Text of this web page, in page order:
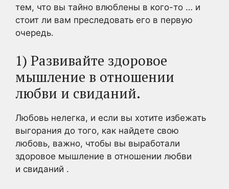
тем, что вы тайно влюблены в кого-то … и
стоит ли вам преследовать его в первую
очередь.
1) Развивайте здоровое
мышление в отношении
любви и свиданий.
Любовь нелегка, и если вы хотите избежать
выгорания до того, как найдете свою
любовь, важно, чтобы вы выработали
здоровое мышление в отношении любви
и свиданий .